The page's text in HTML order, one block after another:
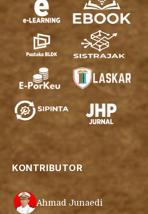
KONTRIBUTOR
Ahmad Junaedi